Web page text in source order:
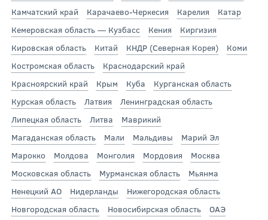
Камчатский край
Карачаево-Черкесия Карелия
Катар
Кемеровская область — Кузбасс
Кения
Киргизия
Кировская область
Китай КНДР (Северная Корея)
Коми
Костромская область
Краснодарский край
Красноярский край
Крым Куба
Курганская область
Курская область
Латвия
Ленинградская область
Липецкая область
Литва
Маврикий
Магаданская область
Мали Мальдивы
Марий Эл
Марокко
Молдова Монголия Мордовия
Москва
Московская область
Мурманская область
Мьянма
Ненецкий АО
Нидерланды
Нижегородская область
Новгородская область
Новосибирская область
ОАЭ